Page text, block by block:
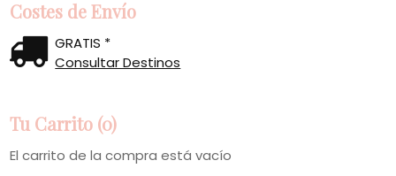
Costes de Envío
GRATIS *
Consultar Destinos
Tu Carrito (0)
El carrito de la compra está vacío